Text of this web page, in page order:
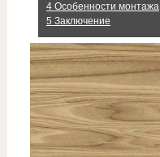
4Особенности монтажа
5 Заключение